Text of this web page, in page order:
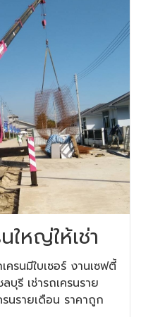
ใหญ่ให้เช่า
ครนมีใบเซอร์ งานเซฟตี้
บุรี เช่ารถเครนราย
รนรายเดือน ราคาถูก